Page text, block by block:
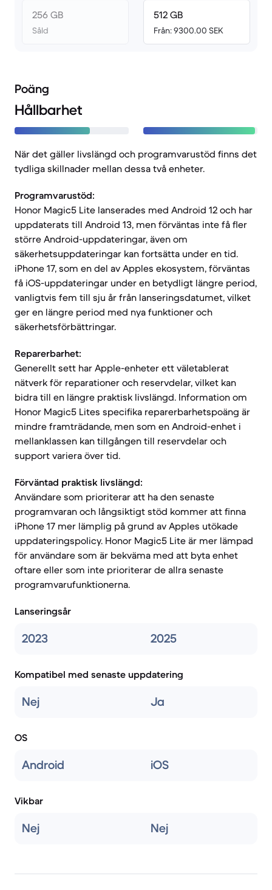
256 GB
Såld
512 GB
Från: 9300.00 SEK
Poäng
Hållbarhet
När det gäller livslängd och programvarustöd finns det
tydliga skillnader mellan dessa två enheter.
Programvarustöd:
Honor Magic5 Lite lanserades med Android 12 och har
uppdaterats till Android 13, men förväntas inte få fler
större Android-uppdateringar, även om
säkerhetsuppdateringar kan fortsätta under en tid.
iPhone 17, som en del av Apples ekosystem, förväntas
få iOS-uppdateringar under en betydligt längre period,
vanligtvis fem till sju år från lanseringsdatumet, vilket
ger en längre period med nya funktioner och
säkerhetsförbättringar.
Reparerbarhet:
Generellt sett har Apple-enheter ett väletablerat
nätverk för reparationer och reservdelar, vilket kan
bidra till en längre praktisk livslängd. Information om
Honor Magic5 Lites specifika reparerbarhetspoäng är
mindre framträdande, men som en Android-enhet i
mellanklassen kan tillgången till reservdelar och
support variera över tid.
Förväntad praktisk livslängd:
Användare som prioriterar att ha den senaste
programvaran och långsiktigt stöd kommer att finna
iPhone 17 mer lämplig på grund av Apples utökade
uppdateringspolicy. Honor Magic5 Lite är mer lämpad
för användare som är bekväma med att byta enhet
oftare eller som inte prioriterar de allra senaste
programvarufunktionerna.
Lanseringsår
2023 2025
Kompatibel med senaste uppdatering
Nej Ja
OS
Android iOS
Vikbar
Nej Nej